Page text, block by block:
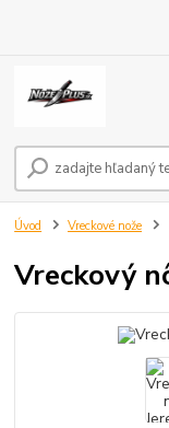
Úvod Vreckové nože
Vreckový